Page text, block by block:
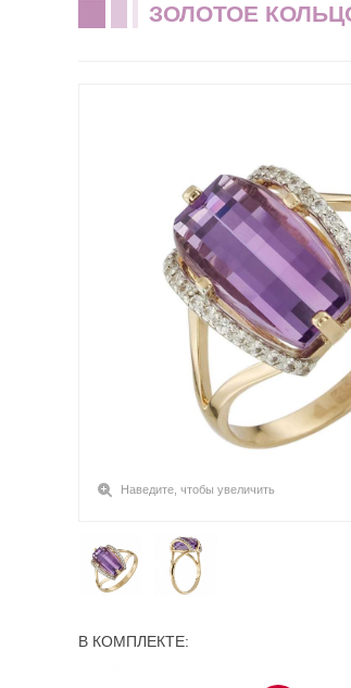
ЗОЛОТОЕ
Наведите, чтобы увеличить
В КОМПЛЕКТЕ: